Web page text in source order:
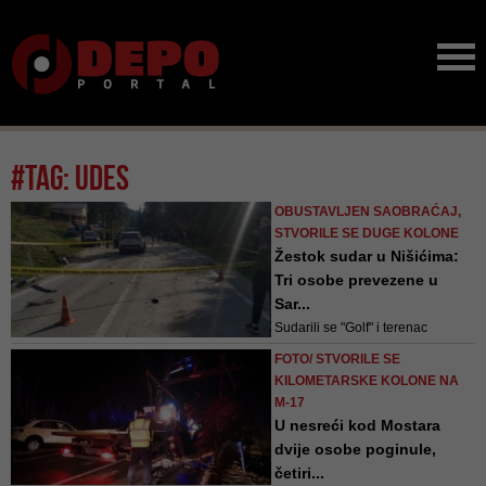
#tag: udes
OBUSTAVLJEN SAOBRAĆAJ,
STVORILE SE DUGE KOLONE
Žestok sudar u Nišićima:
Tri osobe prevezene u
Sar...
Sudarili se "Golf" i terenac
FOTO/ STVORILE SE
KILOMETARSKE KOLONE NA
M-17
U nesreći kod Mostara
dvije osobe poginule,
četiri...